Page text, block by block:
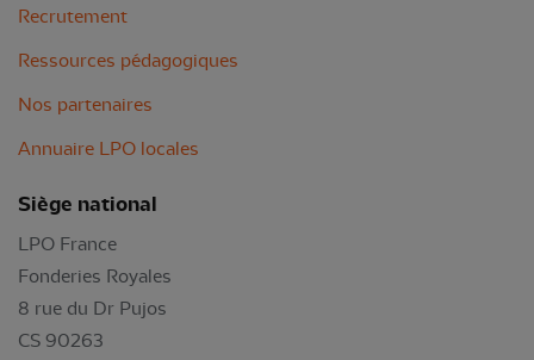
Recrutement
Ressources pédagogiques
Nos partenaires
Annuaire LPO locales
Siège national
LPO France
Fonderies Royales
8 rue du Dr Pujos
CS 90263